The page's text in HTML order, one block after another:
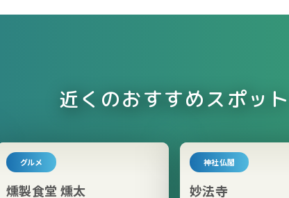
近くのおすすめスポット
グルメ
燻製食堂 燻太
神社仏閣
妙法寺